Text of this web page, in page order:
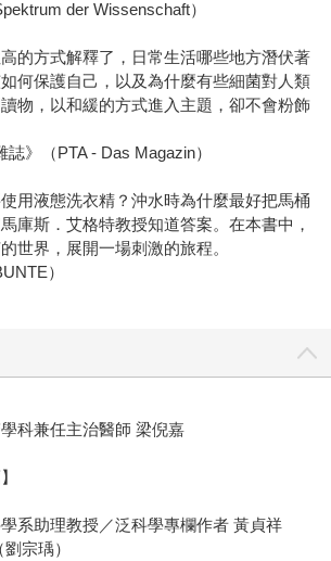
der Wissenschaft）
的方式解釋了，日常生活哪些地方潛伏著
何保護自己，以及為什麼有些細菌對人類
物，以和緩的方式進入主題，卻不會粉飾
》（PTA - Das Magazin）
用液態洗衣精？沖水時為什麼最好把馬桶
庫斯．艾格特教授知道答案。在本書中，
世界，展開一場刺激的旅程。
）
科兼任主治醫師 梁倪嘉
系助理教授／泛科學專欄作者 黃貞祥
宗瑀）